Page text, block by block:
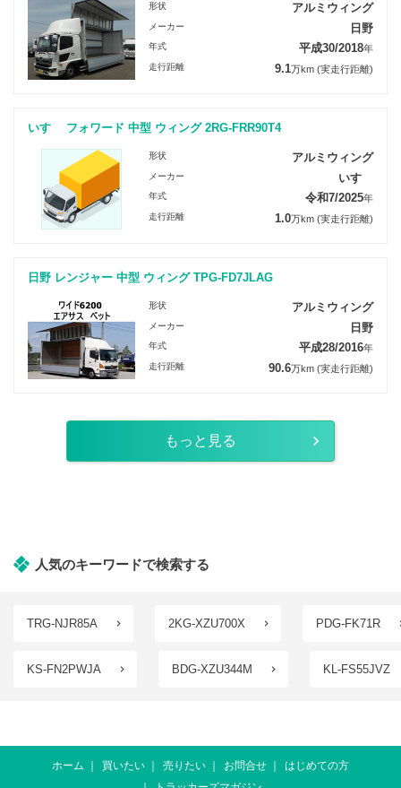
形状 アルミウィング
メーカー 日野
年式 平成30/2018年
走行距離 9.1万km (実走行距離)
いすゞ フォワード 中型 ウィング 2RG-FRR90T4
形状 アルミウィング
メーカー いすゞ
年式 令和7/2025年
走行距離 1.0万km (実走行距離)
日野 レンジャー 中型 ウィング TPG-FD7JLAG
形状 アルミウィング
メーカー 日野
年式 平成28/2016年
走行距離 90.6万km (実走行距離)
もっと見る
人気のキーワードで検索する
TRG-NJR85A 2KG-XZU700X PDG-FK71R
KS-FN2PWJA BDG-XZU344M KL-FS55JVZ
ホーム 買いたい 売りたい お問合せ
はじめての方